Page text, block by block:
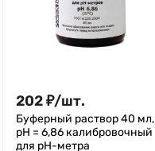
202₽/шт.
Буферный раствор 40 мл,
рН = 6,86 калибровочный
для pH-метра